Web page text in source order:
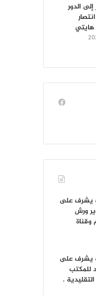
الدور
يشرف على
ورش
وقناة
يشرف على
للمكتب
.